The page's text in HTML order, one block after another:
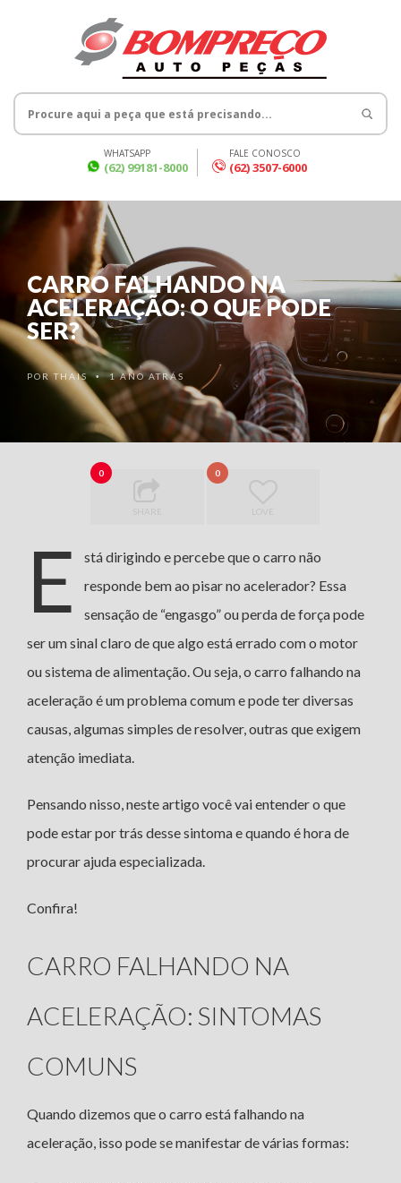
WHATSAPP
(62) 99181-8000
FALE CONOSCO
(62) 3507-6000
CARRO FALHANDO NA
ACELERAÇÃO: O QUE PODE
SER?
PORTHAIS •1 ANO ATRÁS
0
SHARE
0
E
stá dirigindo e percebe que o carro não
responde bem ao pisar no acelerador? Essa
sensação de “engasgo” ou perda de força pode
ser um sinal claro de que algo está errado com o motor
ou sistema de alimentação. Ou seja, o carro falhando na
aceleração é um problema comum e pode ter diversas
causas, algumas simples de resolver, outras que exigem
atenção imediata.
Pensando nisso, neste artigo você vai entender o que
pode estar por trás desse sintoma e quando é hora de
procurar ajuda especializada.
Confira!
CARRO FALHANDO NA
ACELERAÇÃO: SINTOMAS
COMUNS
Quando dizemos que o carro está falhando na
aceleração, isso pode se manifestar de várias formas: